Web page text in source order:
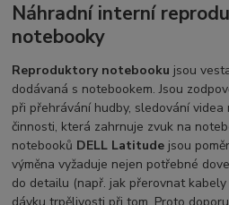
Náhradní interní
notebooky
Reproduktory notebooku jsou
dodávaná s notebookem. Jsou
při přehrávání hudby, sledování
činnosti, která zahrnuje zvuk na
notebooků DELL Latitude jsou
výměna vyžaduje nejen potřebné
do detailu (např. jak přerovnat